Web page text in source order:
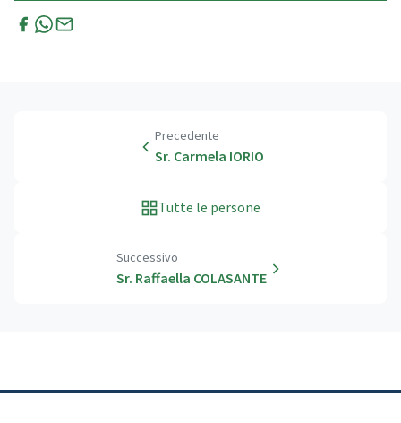
Precedente
Sr. Carmela IORIO
Tutte le persone
Successivo
Sr. Raffaella COLASANTE